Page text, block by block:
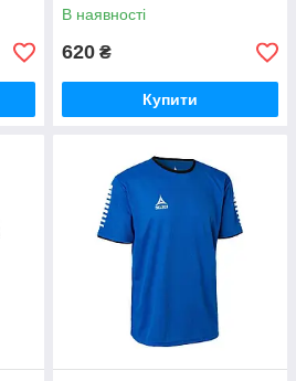
В наявності
620 ₴
Купити